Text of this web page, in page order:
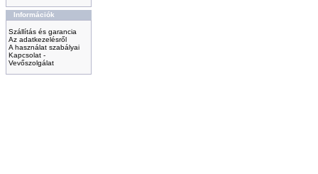
Információk
Szállítás és garancia
Az adatkezelésről
A használat szabályai
Kapcsolat -
Vevőszolgálat